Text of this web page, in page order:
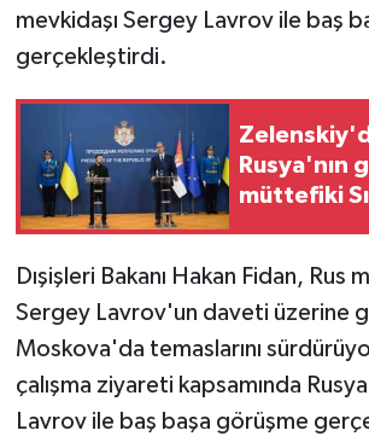
mevkidaşı Sergey Lavrov ile baş
gerçekleştirdi.
Rusya'nın
müttefiki
Dışişleri Bakanı Hakan Fidan, Rus
Sergey Lavrov'un daveti üzerine
Moskova'da temaslarını
çalışma ziyareti kapsamında Rusya
Lavrov ile baş başa görüşme